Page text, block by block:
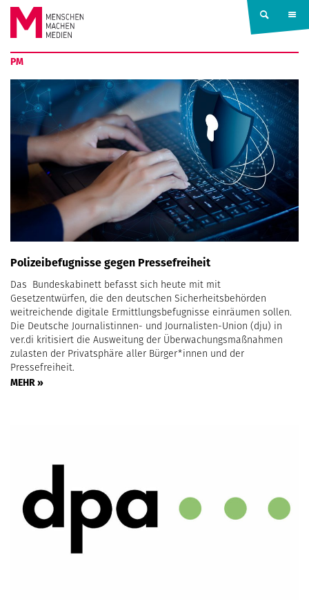
Springe zum Inhalt
MENSCHEN
MACHEN
MEDIEN
PM
Polizeibefugnisse gegen Pressefreiheit
Das Bundeskabinett befasst sich heute mit mit
Gesetzentwürfen, die den deutschen Sicherheitsbehörden
weitreichende digitale Ermittlungsbefugnisse einräumen sollen.
Die Deutsche Journalistinnen- und Journalisten-Union (dju) in
ver.di kritisiert die Ausweitung der Überwachungsmaßnahmen
zulasten der Privatsphäre aller Bürger*innen und der
Pressefreiheit.
MEHR »